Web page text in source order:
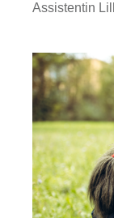
Assistentin